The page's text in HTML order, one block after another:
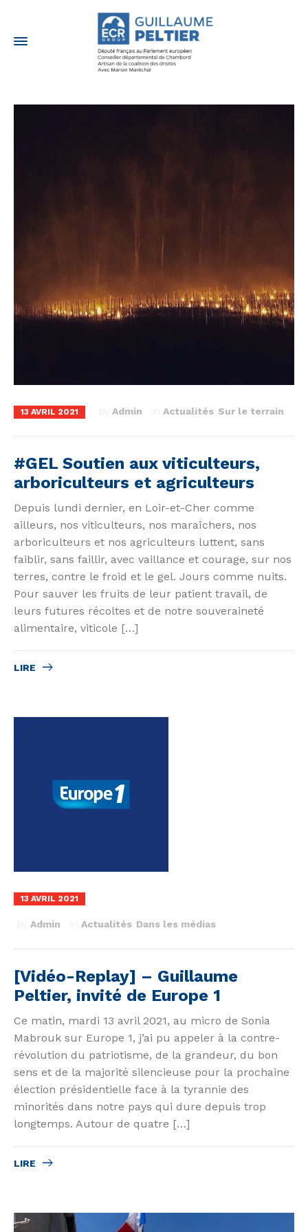
13 AVRIL 2021 by Admin in Actualités Sur le terrain
#GEL Soutien aux viticulteurs,
arboriculteurs et agriculteurs
Depuis lundi dernier, en Loir-et-Cher comme
ailleurs, nos viticulteurs, nos maraîchers, nos
arboriculteurs et nos agriculteurs luttent, sans
faiblir, sans faillir, avec vaillance et courage, sur nos
terres, contre le froid et le gel. Jours comme nuits.
Pour sauver les fruits de leur patient travail, de
leurs futures récoltes et de notre souveraineté
alimentaire, viticole […]
LIRE
13 AVRIL 2021
by Admin in Actualités Dans les médias
[Vidéo-Replay] – Guillaume
Peltier, invité de Europe 1
Ce matin, mardi 13 avril 2021, au micro de Sonia
Mabrouk sur Europe 1, j’ai pu appeler à la contre-
révolution du patriotisme, de la grandeur, du bon
sens et de la majorité silencieuse pour la prochaine
élection présidentielle face à la tyrannie des
minorités dans notre pays qui dure depuis trop
longtemps. Autour de quatre […]
LIRE